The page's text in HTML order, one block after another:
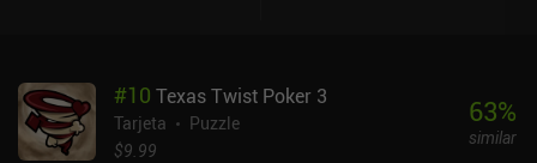
#10 Texas Twist Poker 3
Tarjeta
Puzzle
$9.99
63%
similar